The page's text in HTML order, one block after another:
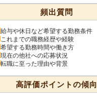
頻出質問
給与や休日など希望する勤務条件
これまでの職務経歴や経験
希望する勤務時間や働き方
現在の他社への応募状況
転職に至った理由や背景
高評価ポイントの傾向